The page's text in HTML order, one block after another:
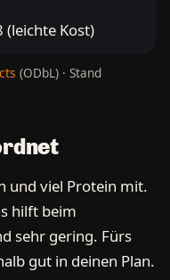
(leichte Kost)
(ODbL) · Stand
und viel Protein mit.
hilft beim
sehr gering. Fürs
gut in deinen Plan.